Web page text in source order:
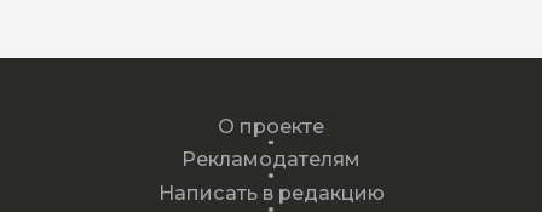
О проекте
Рекламодателям
Написать в редакцию